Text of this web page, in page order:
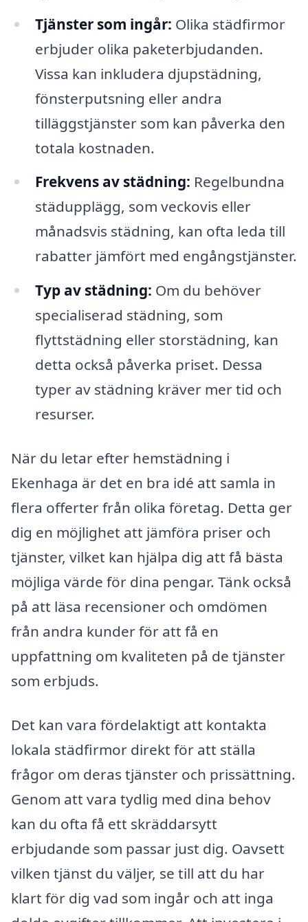
Tjänster som ingår: Olika städfirmor
erbjuder olika paketerbjudanden.
Vissa kan inkludera djupstädning,
fönsterputsning eller andra
tilläggstjänster som kan påverka den
totala kostnaden.
Frekvens av städning: Regelbundna
städupplägg, som veckovis eller
månadsvis städning, kan ofta leda till
rabatter jämfört med engångstjänster.
Typ av städning: Om du behöver
specialiserad städning, som
flyttstädning eller storstädning, kan
detta också påverka priset. Dessa
typer av städning kräver mer tid och
resurser.
När du letar efter hemstädning i
Ekenhaga är det en bra idé att samla in
flera offerter från olika företag. Detta ger
dig en möjlighet att jämföra priser och
tjänster, vilket kan hjälpa dig att få bästa
möjliga värde för dina pengar. Tänk också
på att läsa recensioner och omdömen
från andra kunder för att få en
uppfattning om kvaliteten på de tjänster
som erbjuds.
Det kan vara fördelaktigt att kontakta
lokala städfirmor direkt för att ställa
frågor om deras tjänster och prissättning.
Genom att vara tydlig med dina behov
kan du ofta få ett skräddarsytt
erbjudande som passar just dig. Oavsett
vilken tjänst du väljer, se till att du har
klart för dig vad som ingår och att inga